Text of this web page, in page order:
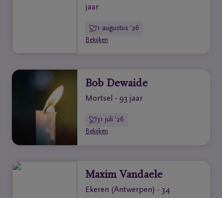
jaar
1 augustus '26
Bekijken
Bob Dewaide
Mortsel - 93 jaar
31 juli '26
Bekijken
Maxim Vandaele
Ekeren (Antwerpen) - 34